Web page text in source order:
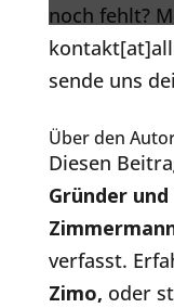
noch fehlt?
sende uns
Über den
Diesen
Gründer
verfasst.
Zimo, oder